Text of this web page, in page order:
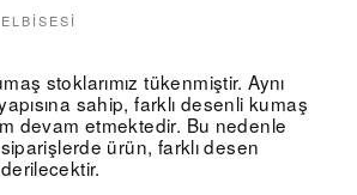
stoklarımız tükenmiştir. Aynı
sahip, farklı desenli kumaş
devam etmektedir. Bu nedenle
ürün, farklı desen